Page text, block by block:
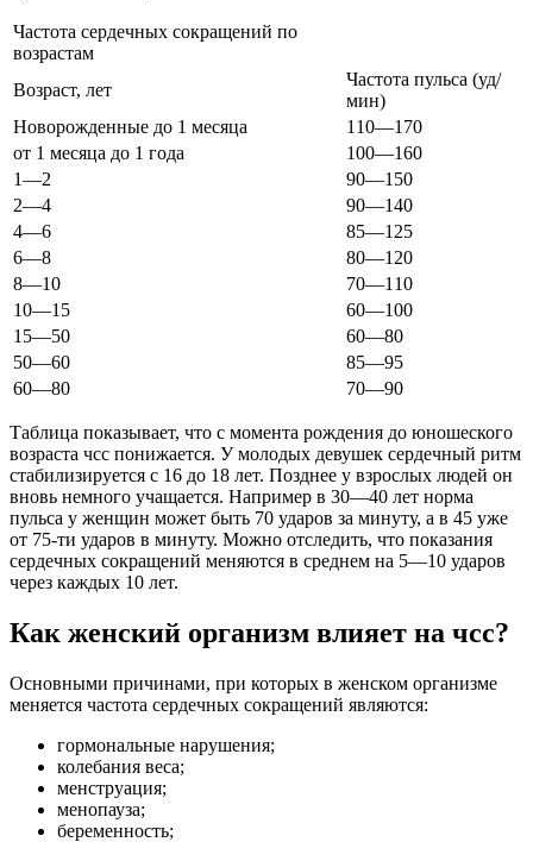
Частота сердечных сокращений по
возрастам
Возраст, лет
Частота пульса (уд/
мин)
Новорожденные до 1 месяца
110—170
от 1 месяца до 1 года
100—160
1—2
90—150
2—4
90—140
4—6
85—125
6—8
80—120
8—10
70—110
10—15
60—100
15—50
60—80
50—60
85—95
60—80
70—90
Таблица показывает, что с момента рождения до юношеского
возраста чсс понижается. У молодых девушек сердечный ритм
стабилизируется с 16 до 18 лет. Позднее у взрослых людей он
вновь немного учащается. Например в 30—40 лет норма
пульса у женщин может быть 70 ударов за минуту, а в 45 уже
от 75-ти ударов в минуту. Можно отследить, что показания
сердечных сокращений меняются в среднем на 5—10 ударов
через каждых 10 лет.
Как женский организм влияет на чсс?
Основными причинами, при которых в женском организме
меняется частота сердечных сокращений являются:
гормональные нарушения;
колебания веса;
менструация;
менопауза;
беременность;